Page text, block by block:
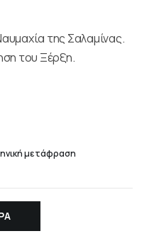
της Σαλαμίνας.
του Ξέρξη.
μετάφραση